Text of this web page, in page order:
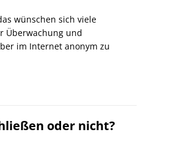
wünschen sich viele
Überwachung und
im Internet anonym zu
oder nicht?